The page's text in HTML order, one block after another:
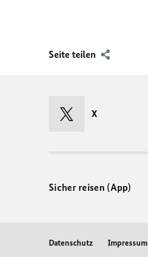
Seite teilen
X
Sicher reisen (App)
Datenschutz Impressum